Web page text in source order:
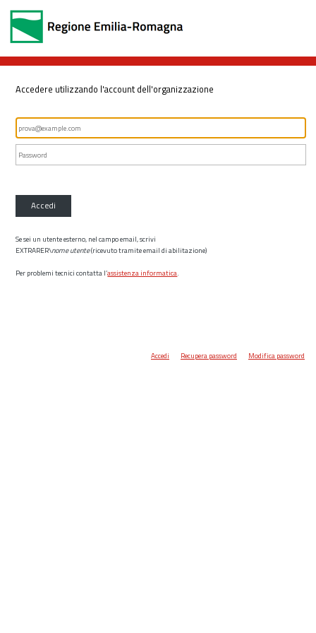
Accedere utilizzando l'account dell'organizzazione
Accedi
Se sei un utente esterno, nel campo email, scrivi
EXTRARER\nome utente(ricevuto tramite email di abilitazione)
Per problemi tecnici contatta l’assistenza informatica.
Accedi Recupera password Modifica password